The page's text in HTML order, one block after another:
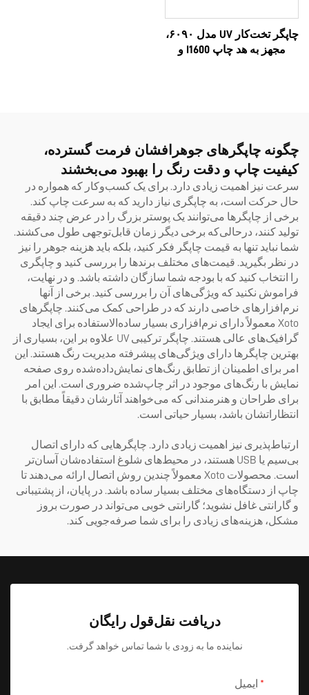
چاپگر تخت‌کار UV مدل ۶۰۹۰،
مجهز به هد چاپ I1600 و
چگونه چاپگرهای جوهرافشان فرمت گسترده،
کیفیت چاپ و دقت رنگ را بهبود می‌بخشند
سرعت نیز اهمیت زیادی دارد. برای یک کسب‌وکار که همواره در
حال حرکت است، به چاپگری نیاز دارید که به سرعت چاپ کند.
برخی از چاپگرها می‌توانند یک پوستر بزرگ را در عرض چند دقیقه
تولید کنند، درحالی‌که برخی دیگر زمان قابل‌توجهی طول می‌کشند.
شما نباید تنها به قیمت چاپگر فکر کنید، بلکه باید هزینه جوهر را نیز
در نظر بگیرید. قیمت‌های مختلف برندها را بررسی کنید و چاپگری
را انتخاب کنید که با بودجه شما سازگان داشته باشد. و در نهایت،
فراموش نکنید که ویژگی‌های آن را بررسی کنید. برخی از آنها
نرم‌افزارهای خاصی دارند که در طراحی کمک می‌کنند. چاپگرهای
Xoto معمولاً دارای نرم‌افزاری بسیار ساده‌الاستفاده برای ایجاد
گرافیک‌های عالی هستند. چاپگر ترکیبی UV
علاوه بر این، بسیاری از
بهترین چاپگرها دارای ویژگی‌های پیشرفته مدیریت رنگ هستند. این
امر برای اطمینان از تطابق رنگ‌های نمایش‌داده‌شده روی صفحه
نمایش با رنگ‌های موجود در اثر چاپ‌شده ضروری است. این امر
برای طراحان و هنرمندانی که می‌خواهند آثارشان دقیقاً مطابق با
انتظاراتشان باشد، بسیار حیاتی است.
ارتباط‌پذیری نیز اهمیت زیادی دارد. چاپگرهایی که دارای اتصال
بی‌سیم یا USB هستند، در محیط‌های شلوغ استفاده‌شان آسان‌تر
است. محصولات Xoto معمولاً چندین روش اتصال ارائه می‌دهند تا
چاپ از دستگاه‌های مختلف بسیار ساده باشد. در پایان، از پشتیبانی
و گارانتی غافل نشوید؛ گارانتی خوبی می‌تواند در صورت بروز
مشکل، هزینه‌های زیادی را برای شما صرفه‌جویی کند.
دریافت نقل‌قول رایگان
نماینده ما به زودی با شما تماس خواهد گرفت.
ایمیل